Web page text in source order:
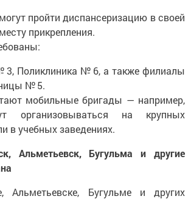
пройти диспансеризацию в своей
прикрепления.
3, Поликлиника № 6, а также филиалы
№ 5.
мобильные бригады — например,
организовываться на крупных
в учебных заведениях.
Альметьевск, Бугульма и другие
Альметьевске, Бугульме и других